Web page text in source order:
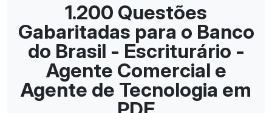
1.200 Questões
Gabaritadas para o Banco
do Brasil - Escriturário -
Agente Comercial e
Agente de Tecnologia em